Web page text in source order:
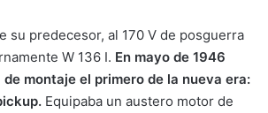
su predecesor, al 170 V de posguerra
W 136 I. En mayo de 1946
montaje el primero de la nueva era:
Equipaba un austero motor de